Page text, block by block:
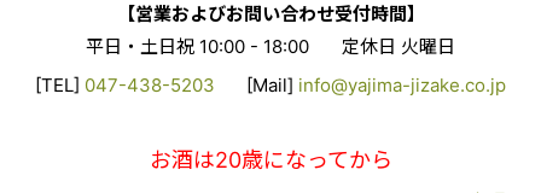
【営業およびお問い合わせ受付時間】
平日・土日祝 10:00 - 18:00
定休日 火曜日
[TEL] 047-438-5203 [Mail] info@yajima-jizake.co.jp
お酒は20歳になってから